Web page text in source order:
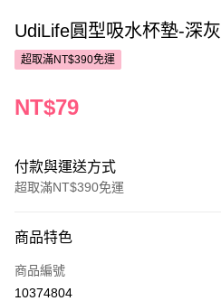
UdiLife圓型吸水杯墊-深灰
超取滿NT$390免運
NT$79
付款與運送方式
超取滿NT$390免運
POYA支付
信用卡一次付款
商品特色
商品編號
10374804